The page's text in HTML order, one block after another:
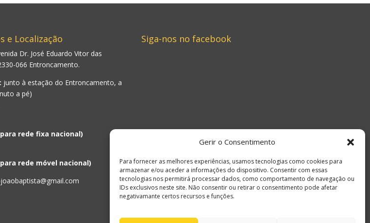
Gerir o Consentimento
Para fornecer as melhores experiências, usamos tecnologias como cookies para
armazenar e/ou aceder a informações do dispositivo. Consentir com essas
tecnologias nos permitirá processar dados, como comportamento de navegação ou
IDs exclusivos neste site. Não consentir ou retirar o consentimento pode afetar
negativamante certos recursos e funções.
e Localização
Dr. José Eduardo Vitor das
066 Entroncamento.
junto à estação do Entroncamento, a
a pé)
rede fixa nacional)
rede móvel nacional)
Siga-nos no facebook